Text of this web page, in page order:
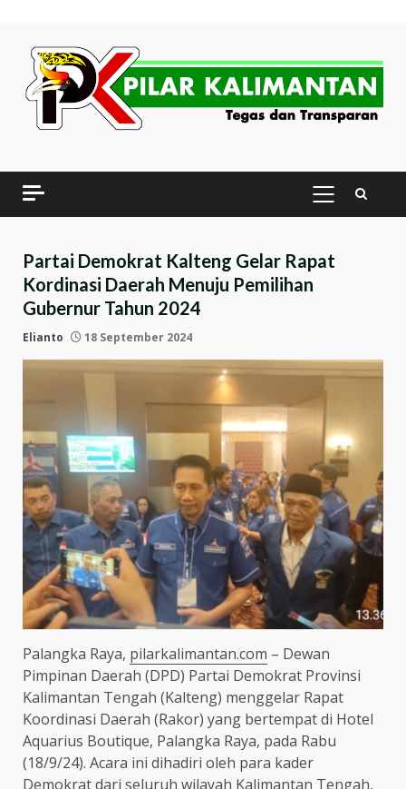
content
PRIMARY
MENU
Partai Demokrat Kalteng Gelar Rapat
Kordinasi Daerah Menuju Pemilihan
Gubernur Tahun 2024
Elianto 18 September 2024
Palangka Raya, pilarkalimantan.com – Dewan
Pimpinan Daerah (DPD) Partai Demokrat Provinsi
Kalimantan Tengah (Kalteng) menggelar Rapat
Koordinasi Daerah (Rakor) yang bertempat di Hotel
Aquarius Boutique, Palangka Raya, pada Rabu
(18/9/24). Acara ini dihadiri oleh para kader
Demokrat dari seluruh wilayah Kalimantan Tengah,